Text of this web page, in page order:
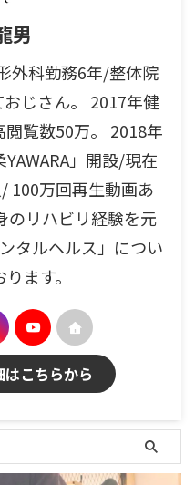
男
外科勤務6年/整体院
じさん。 2017年健
覧数50万。 2018年
」開設/現在
100万回再生動画あ
のリハビリ経験を元
タルヘルス」につい
ます。
こちらから